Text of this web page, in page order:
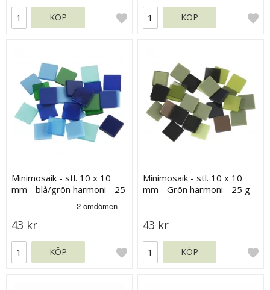
KÖP KÖP
Minimosaik - stl. 10 x 10
mm - blå/grön harmoni - 25
43 kr
KÖP
Minimosaik - stl. 10 x 10
mm - Grön harmoni - 25 g
43 kr
KÖP